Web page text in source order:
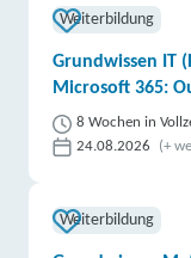
Weiterbildung
Grundwissen IT
Microsoft 365:
8 Wochen in
24.08.2026
(+
Weiterbildung